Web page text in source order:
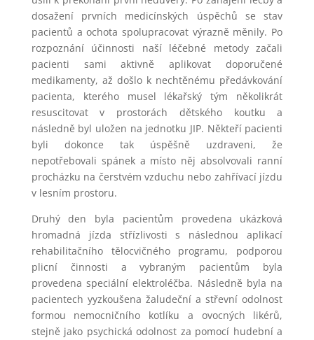
dosažení prvních medicínských úspěchů se stav
pacientů a ochota spolupracovat výrazně měnily. Po
rozpoznání účinnosti naší léčebné metody začali
pacienti sami aktivně aplikovat doporučené
medikamenty, až došlo k nechtěnému předávkování
pacienta, kterého musel lékařský tým několikrát
resuscitovat v prostorách dětského koutku a
následně byl uložen na jednotku JIP. Někteří pacienti
byli dokonce tak úspěšně uzdraveni, že
nepotřebovali spánek a místo něj absolvovali ranní
procházku na čerstvém vzduchu nebo zahřívací jízdu
v lesním prostoru.
Druhý den byla pacientům provedena ukázková
hromadná jízda střízlivosti s následnou aplikací
rehabilitačního tělocvičného programu, podporou
plicní činnosti a vybraným pacientům byla
provedena speciální elektroléčba. Následně byla na
pacientech yyzkoušena žaludeční a střevní odolnost
formou nemocničního kotlíku a ovocných likérů,
stejně jako psychická odolnost za pomocí hudební a